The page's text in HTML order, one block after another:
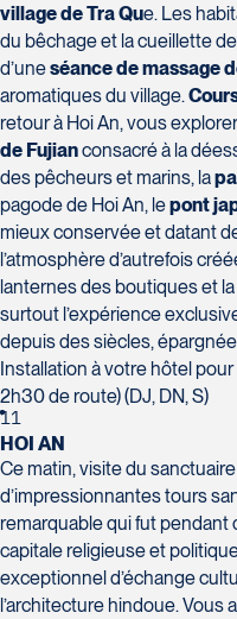
village de Tra Que. Les
du bêchage et la cueillette
d’uneséance de massage
aromatiques du village.
retour à Hoi An, vous
de Fujianconsacré à la
des pêcheurs et marins, la
pagode de Hoi An, lepont
mieux conservée et datant
l’atmosphère d’autrefois
lanternes des boutiques et
surtout l’expérience
depuis des siècles,
Installation à votre hôtel
2h30 de route) (DJ, DN, S)
11
HOI AN
Ce matin, visite du
d’impressionnantes tours
remarquable qui fut
capitale religieuse et
exceptionnel d’échange
l’architecture hindoue.